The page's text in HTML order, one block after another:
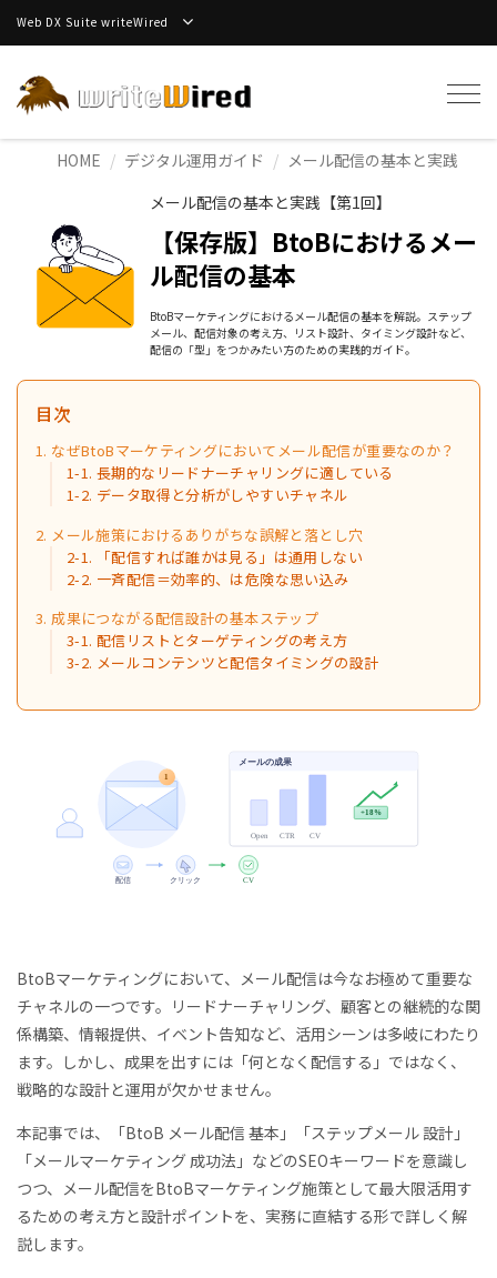
Web DX Suite writeWired
HOME
デジタル運用ガイド
メール配信の基本と実践
メール配信の基本と実践【第1回】
【保存版】BtoBにおけるメー
ル配信の基本
BtoBマーケティングにおけるメール配信の基本を解説。ステップ
メール、配信対象の考え方、リスト設計、タイミング設計など、
配信の「型」をつかみたい方のための実践的ガイド。
目次
1. なぜBtoBマーケティングにおいてメール配信が重要なのか？
1-1. 長期的なリードナーチャリングに適している
1-2. データ取得と分析がしやすいチャネル
2. メール施策におけるありがちな誤解と落とし穴
2-1. 「配信すれば誰かは見る」は通用しない
2-2. 一斉配信＝効率的、は危険な思い込み
3. 成果につながる配信設計の基本ステップ
3-1. 配信リストとターゲティングの考え方
3-2. メールコンテンツと配信タイミングの設計
BtoBマーケティングにおいて、メール配信は今なお極めて重要な
チャネルの一つです。リードナーチャリング、顧客との継続的な関
係構築、情報提供、イベント告知など、活用シーンは多岐にわたり
ます。しかし、成果を出すには「何となく配信する」ではなく、
戦略的な設計と運用が欠かせません。
本記事では、「BtoB メール配信 基本」「ステップメール 設計」
「メールマーケティング 成功法」などのSEOキーワードを意識し
つつ、メール配信をBtoBマーケティング施策として最大限活用す
るための考え方と設計ポイントを、実務に直結する形で詳しく解
説します。